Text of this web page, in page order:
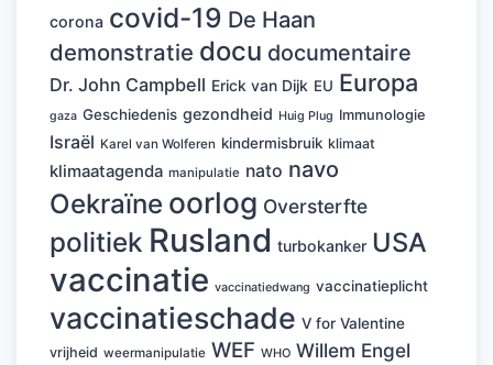
corona covid-19 De Haan
demonstratie docu documentaire
Dr. John Campbell Erick van Dijk EU Europa
gaza Geschiedenis gezondheid Huig Plug Immunologie
Israël Karel van Wolferen kindermisbruik klimaat
klimaatagenda manipulatie nato navo
Oekraïne oorlog Oversterfte
politiek Rusland turbokanker USA
vaccinatie vaccinatiedwang vaccinatieplicht
vaccinatieschade V for Valentine
vrijheid weermanipulatie WEF WHO Willem Engel